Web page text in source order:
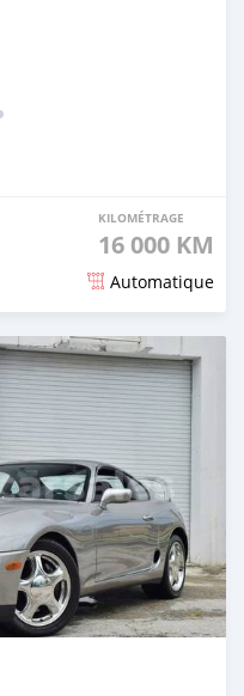
KILOMÉTRAGE
16 000 KM
Automatique